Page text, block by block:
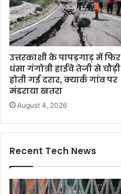
उत्तरकाशी के पापड़गाड़ में फिर
धंसा गंगोत्री हाईवे तेजी से चौड़ी
होती गई दरार, क्यार्क गांव पर
मंडराया खतरा
August 4, 2026
Recent Tech News